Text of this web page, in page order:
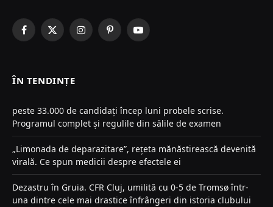
Facebook
X
InstagramPinterestYouTube
ÎN TENDINȚE
peste 33.000 de candidați încep luni probele scrise.
Programul complet și regulile din sălile de examen
„Limonada de deparazitare”, rețeta mănăstirească devenită
virală. Ce spun medicii despre efectele ei
Dezastru în Gruia. CFR Cluj, umilită cu 0-5 de Tromsø într-
una dintre cele mai drastice înfrângeri din istoria clubului